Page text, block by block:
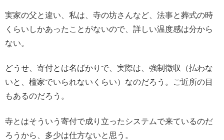
実家の父と違い、私は、寺の坊さんなど、法事と葬式の時
くらいしかあったことがないので、詳しい温度感は分から
ない。
どうせ、寄付とは名ばかりで、実際は、強制徴収（払わな
いと、檀家でいられないくらい）なのだろう。ご近所の目
もあるのだろう。
寺とはそういう寄付で成り立ったシステムで来ているのだ
ろうから、多少は仕方ないと思う。